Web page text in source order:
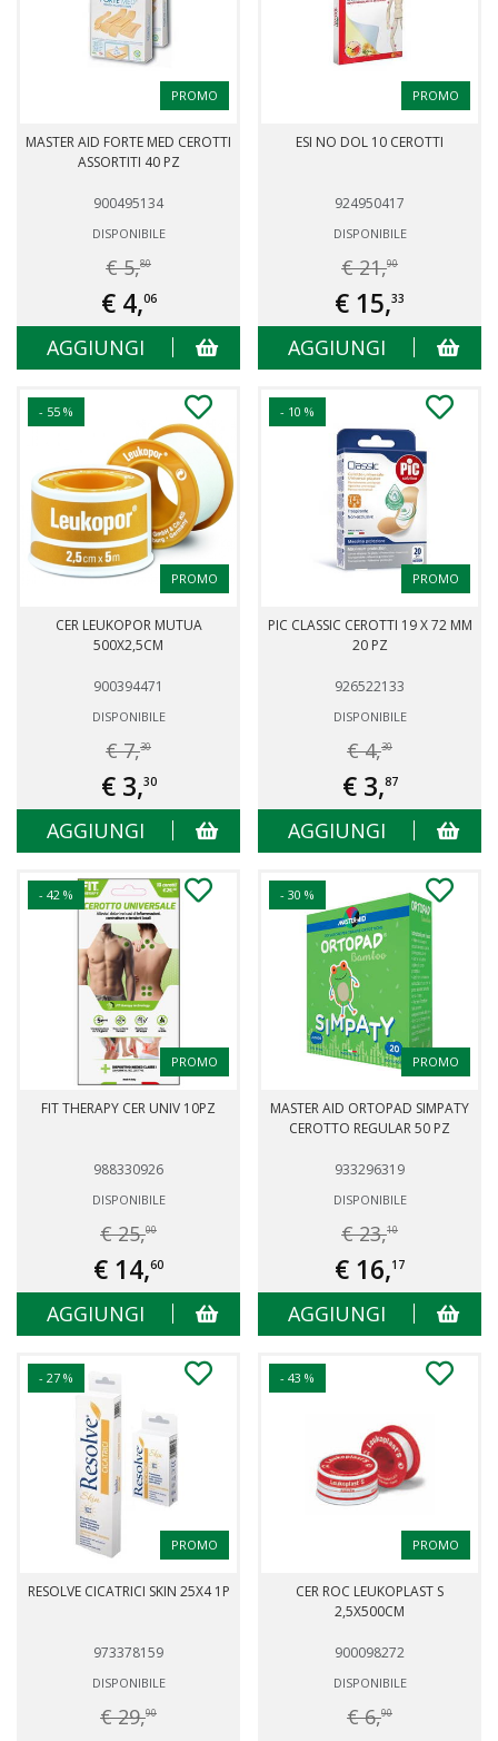
PROMO
MASTER AID FORTE MED CEROTTI
ASSORTITI 40 PZ
900495134
DISPONIBILE
€ 5,80
€ 4,06
AGGIUNGI
PROMO
ESI NO DOL 10 CEROTTI
924950417
DISPONIBILE
€ 21,90
€ 15,33
AGGIUNGI
- 55 %
PROMO
CER LEUKOPOR MUTUA
500X2,5CM
900394471
DISPONIBILE
€ 7,30
€ 3,30
AGGIUNGI
- 10 %
PROMO
PIC CLASSIC CEROTTI 19 X 72 MM
20 PZ
926522133
DISPONIBILE
€ 4,30
€ 3,87
AGGIUNGI
- 42 %
PROMO
FIT THERAPY CER UNIV 10PZ
988330926
DISPONIBILE
€ 25,00
€ 14,60
AGGIUNGI
- 30 %
PROMO
MASTER AID ORTOPAD SIMPATY
CEROTTO REGULAR 50 PZ
933296319
DISPONIBILE
€ 23,10
€ 16,17
AGGIUNGI
- 27 %
PROMO
RESOLVE CICATRICI SKIN 25X4 1P
973378159
DISPONIBILE
€ 29,90
- 43 %
PROMO
CER ROC LEUKOPLAST S
2,5X500CM
900098272
DISPONIBILE
€ 6,90